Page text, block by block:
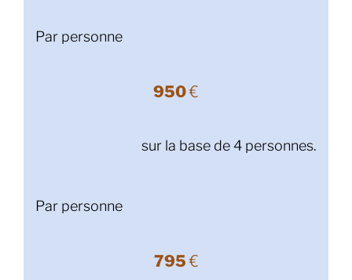
Par personne
950€
sur la base de 4 personnes.
Par personne
795€